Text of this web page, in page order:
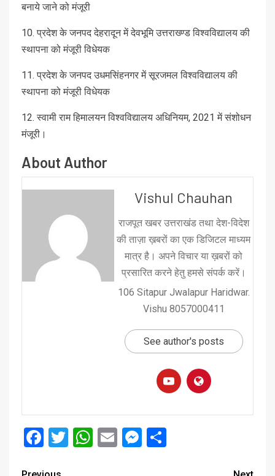
बनाये जाने को मंजूरी
10. प्रदेश के जनपद देहरादून में देवभूमि उत्तराख्ण्ड विश्वविद्यालय की
स्थापना को मंजूरी विधेयक
11. प्रदेश के जनपद उधमसिंहनगर में सूरजमल विश्वविद्यालय की
स्थापना को मंजूरी विधेयक
12. स्वामी राम हिमालयन विश्वविद्यालय अधिनियम, 2021 में संशोधन
मंजूरी।
About Author
Vishul Chauhan
राजपूत खबर उत्तराखंड तथा देश-विदेश
की ताज़ा ख़बरों का एक डिजिटल माध्यम
मात्र है। अपने विचार या ख़बरों को
प्रसारित करने हेतु हमसे संपर्क करें।
106 Sitapur Jwalapur Haridwar.
Vishu 8057000411
See author's posts
Facebook
Twitter
WhatsApp
EmailMessenger